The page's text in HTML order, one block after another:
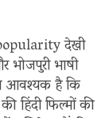
देखी
भाषी
आवश्यक है कि
हिंदी फिल्मों की